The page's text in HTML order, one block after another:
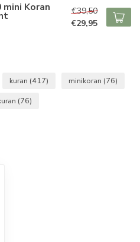
mini Koran
€39,50
€29,95
kuran (417) minikoran (76)
(76)